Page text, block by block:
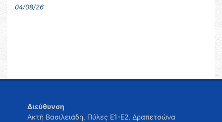
04/08/26
Διεύθυνση
Ακτή Βασιλειάδη, Πύλες Ε1-Ε2, Δραπετσώνα